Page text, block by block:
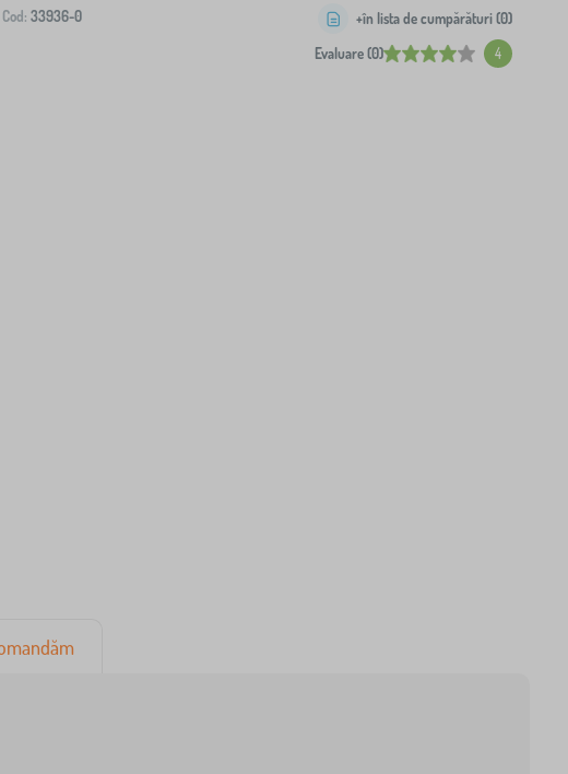
Cod: 33936-0
Evaluare (0) 4
+în lista de cumpărături (0)